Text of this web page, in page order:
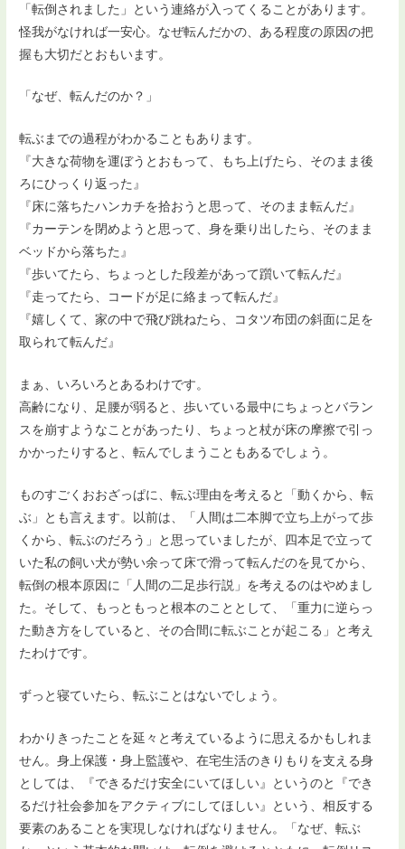
「転倒されました」という連絡が入ってくることがあります。
怪我がなければ一安心。なぜ転んだかの、ある程度の原因の把
握も大切だとおもいます。
「なぜ、転んだのか？」
転ぶまでの過程がわかることもあります。
『大きな荷物を運ぼうとおもって、もち上げたら、そのまま後
ろにひっくり返った』
『床に落ちたハンカチを拾おうと思って、そのまま転んだ』
『カーテンを閉めようと思って、身を乗り出したら、そのまま
ベッドから落ちた』
『歩いてたら、ちょっとした段差があって躓いて転んだ』
『走ってたら、コードが足に絡まって転んだ』
『嬉しくて、家の中で飛び跳ねたら、コタツ布団の斜面に足を
取られて転んだ』
まぁ、いろいろとあるわけです。
高齢になり、足腰が弱ると、歩いている最中にちょっとバラン
スを崩すようなことがあったり、ちょっと杖が床の摩擦で引っ
かかったりすると、転んでしまうこともあるでしょう。
ものすごくおおざっぱに、転ぶ理由を考えると「動くから、転
ぶ」とも言えます。以前は、「人間は二本脚で立ち上がって歩
くから、転ぶのだろう」と思っていましたが、四本足で立って
いた私の飼い犬が勢い余って床で滑って転んだのを見てから、
転倒の根本原因に「人間の二足歩行説」を考えるのはやめまし
た。そして、もっともっと根本のこととして、「重力に逆らっ
た動き方をしていると、その合間に転ぶことが起こる」と考え
たわけです。
ずっと寝ていたら、転ぶことはないでしょう。
わかりきったことを延々と考えているように思えるかもしれま
せん。身上保護・身上監護や、在宅生活のきりもりを支える身
としては、『できるだけ安全にいてほしい』というのと『でき
るだけ社会参加をアクティブにしてほしい』という、相反する
要素のあることを実現しなければなりません。「なぜ、転ぶ